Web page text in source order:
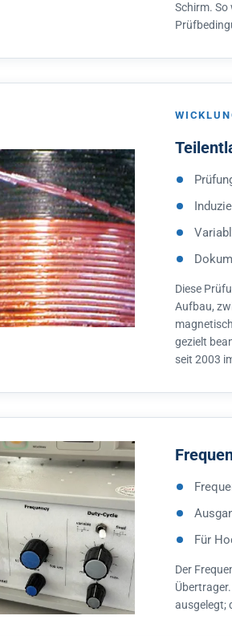
Schirm.
Diese
Aufbau,
gezielt
seit 2003
Für
Der
ausgelegt;